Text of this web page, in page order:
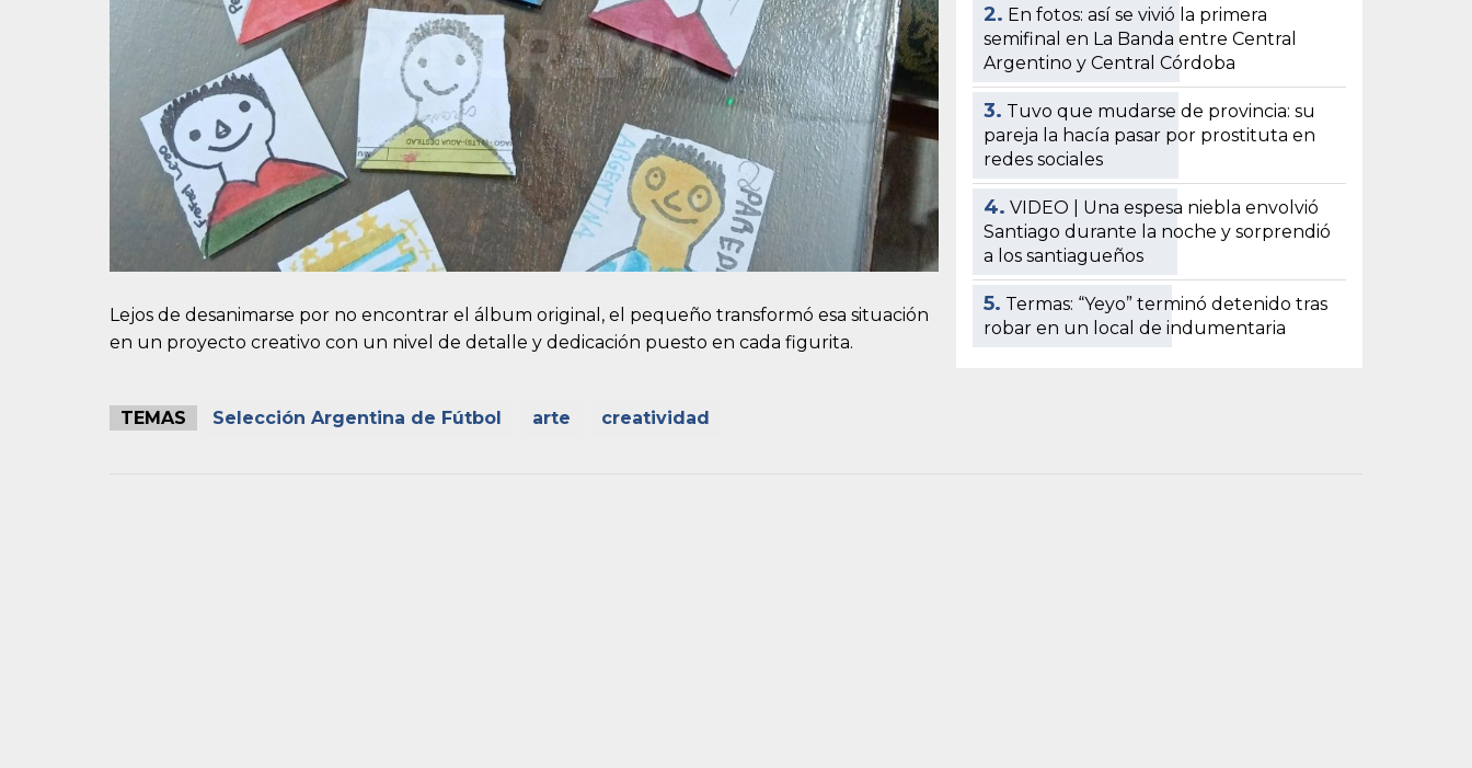
Lejos de desanimarse por no encontrar el álbum original, el pequeño transformó esa situación
en un proyecto creativo con un nivel de detalle y dedicación puesto en cada figurita.
TEMAS Selección Argentina de Fútbol arte creatividad
2. En fotos: así se vivió la primera
semifinal en La Banda entre Central
Argentino y Central Córdoba
3. Tuvo que mudarse de provincia: su
pareja la hacía pasar por prostituta en
redes sociales
4. VIDEO | Una espesa niebla envolvió
Santiago durante la noche y sorprendió
a los santiagueños
5. Termas: “Yeyo” terminó detenido tras
robar en un local de indumentaria